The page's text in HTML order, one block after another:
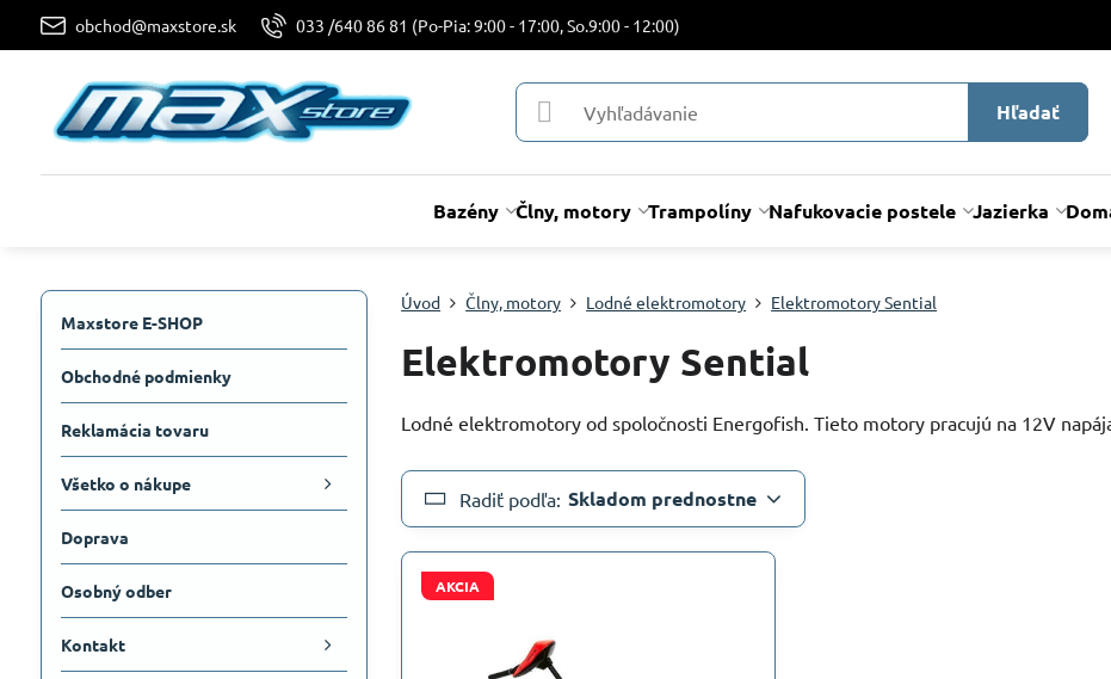
obchod@maxstore.sk 033 /640 86 81 (Po-Pia: 9:00 - 17:00, So.9:00 - 12:00)
Hľadať
Bazény Člny, motory Trampolíny Nafukovacie postele Jazierka
Úvod Člny, motory Lodné elektromotory Elektromotory Sential
Elektromotory Sential
Lodné elektromotory od spoločnosti Energofish. Tieto motory pracujú na 12V
Radiť podľa: Skladom prednostne
AKCIA
Maxstore E-SHOP
Obchodné podmienky
Reklamácia tovaru
Všetko o nákupe
Doprava
Osobný odber
Kontakt